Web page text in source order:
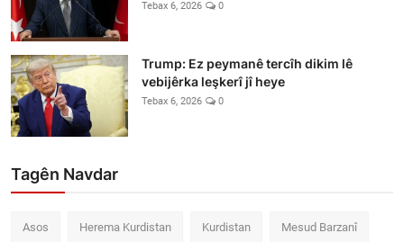
Tebax 6, 2026 0
Trump: Ez peymanê tercîh dikim lê
vebijêrka leşkerî jî heye
Tebax 6, 2026 0
Tagên Navdar
Asos Herema Kurdistan Kurdistan Mesud Barzanî